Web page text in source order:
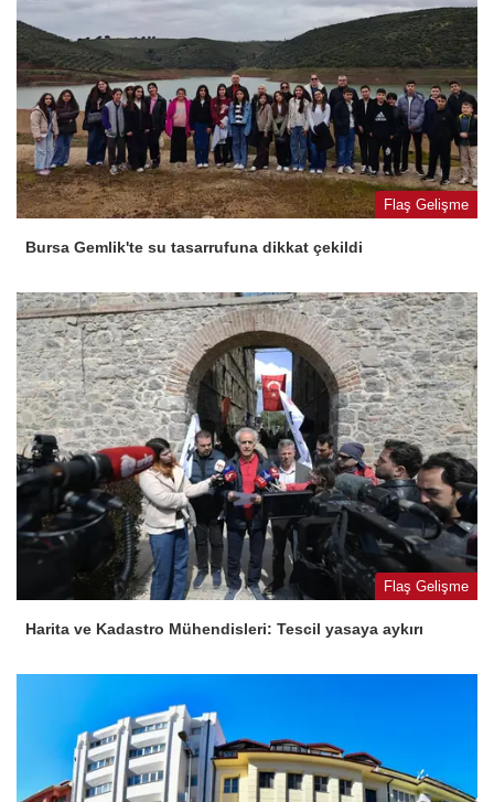
Flaş Gelişme
Bursa Gemlik'te su tasarrufuna dikkat çekildi
Flaş Gelişme
Harita ve Kadastro Mühendisleri: Tescil yasaya aykırı